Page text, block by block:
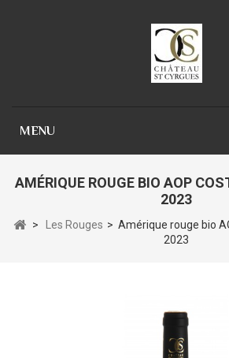
MENU
AMÉRIQUE ROUGE BIO AOP
2023
> Les Rouges > Amérique rouge bio
2023